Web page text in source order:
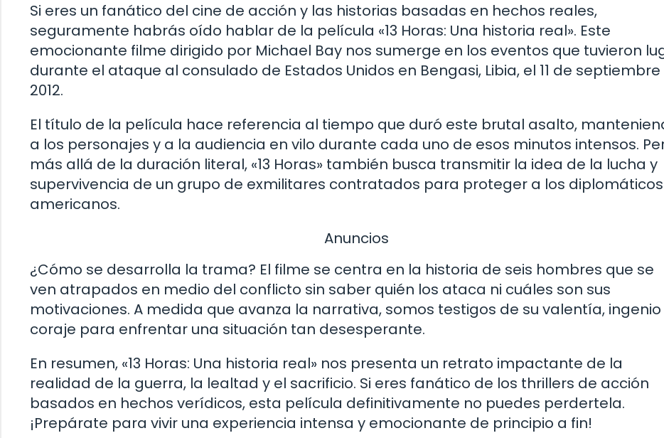
Si eres un fanático del cine de acción y las historias basadas en hechos reales,
seguramente habrás oído hablar de la película «13 Horas: Una historia real». Este
emocionante filme dirigido por Michael Bay nos sumerge en los eventos que tuvieron
durante el ataque al consulado de Estados Unidos en Bengasi, Libia, el 11 de
2012.
El título de la película hace referencia al tiempo que duró este brutal asalto,
a los personajes y a la audiencia en vilo durante cada uno de esos minutos intensos.
más allá de la duración literal, «13 Horas» también busca transmitir la idea de la lucha y
supervivencia de un grupo de exmilitares contratados para proteger a los diplomáticos
americanos.
Anuncios
¿Cómo se desarrolla la trama? El filme se centra en la historia de seis hombres que se
ven atrapados en medio del conflicto sin saber quién los ataca ni cuáles son sus
motivaciones. A medida que avanza la narrativa, somos testigos de su valentía, ingenio
coraje para enfrentar una situación tan desesperante.
En resumen, «13 Horas: Una historia real» nos presenta un retrato impactante de la
realidad de la guerra, la lealtad y el sacrificio. Si eres fanático de los thrillers de acción
basados en hechos verídicos, esta película definitivamente no puedes perdertela.
¡Prepárate para vivir una experiencia intensa y emocionante de principio a fin!